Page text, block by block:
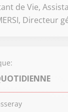
de Vie,
Directeur